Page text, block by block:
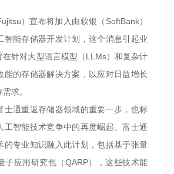
）宣布将加入由软银（SoftBank）
智能存储器开发计划，这个消息引起业
在针对大型语言模型（LLMs）和复杂计
能的存储器解决方案，以应对日益增长
求。
士通重返存储器领域的重要一步，也标
工智能技术竞争中的再度崛起。富士通
的专业知识融入此计划，包括基于张量
子应用研究包（QARP），这些技术能